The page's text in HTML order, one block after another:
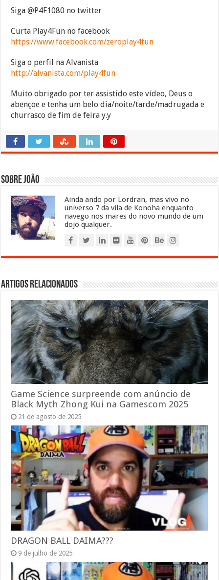
Siga @P4F1080 no twitter
Curta Play4Fun no facebook
https://www.facebook.com/zeroplay4fun
Siga o perfil na Alvanista
http://alvanista.com/play4fun
Muito obrigado por ter assistido este vídeo, Deus o
abençoe e tenha um belo dia/noite/tarde/madrugada e
churrasco de fim de feira y.y
Sobre João
Ainda ando por Lordran, mas vivo no
universo 7 da vila de Konoha enquanto
navego nos mares do novo mundo de um
dojo qualquer.
Artigos relacionados
Game Science surpreende com anúncio de
Black Myth Zhong Kui na Gamescom 2025
21 de agosto de 2025
DRAGON BALL DAIMA???
9 de julho de 2025